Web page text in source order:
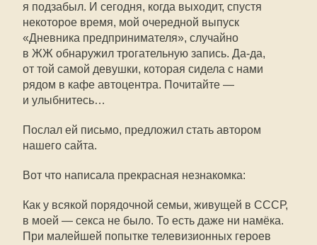
я подзабыл. И сегодня, когда выходит, спустя
некоторое время, мой очередной выпуск
«Дневника предпринимателя», случайно
в ЖЖ обнаружил трогательную запись. Да-да,
от той самой девушки, которая сидела с нами
рядом в кафе автоцентра. Почитайте —
и улыбнитесь…
Послал ей письмо, предложил стать автором
нашего сайта.
Вот что написала прекрасная незнакомка:
Как у всякой порядочной семьи, живущей в СССР,
в моей — секса не было. То есть даже ни намёка.
При малейшей попытке телевизионных героев